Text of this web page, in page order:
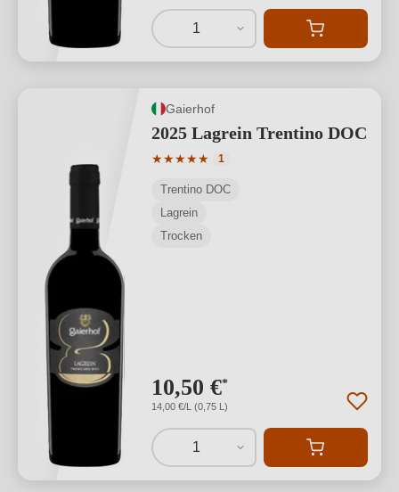
1
Gaierhof
2025 Lagrein Trentino DOC
★★★★★
Durchschnittliche Bewertung von 5
1
Trentino DOC
Lagrein
Trocken
10,50 €*
14,00 €/L (0,75 L)
1